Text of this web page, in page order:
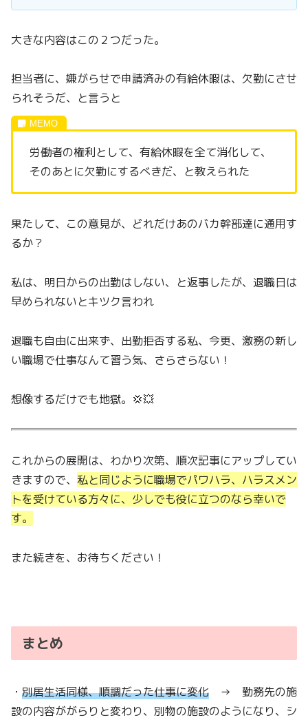
大きな内容はこの２つだった。
担当者に、嫌がらせで申請済みの有給休暇は、欠勤にさせ
られそうだ、と言うと
労働者の権利として、有給休暇を全て消化して、
そのあとに欠勤にするべきだ、と教えられた
果たして、この意見が、どれだけあのバカ幹部達に通用す
るか？
私は、明日からの出勤はしない、と返事したが、退職日は
早められないとキツク言われ
退職も自由に出来ず、出勤拒否する私、今更、激務の新し
い職場で仕事なんて習う気、さらさらない！
想像するだけでも地獄。💢💥
これからの展開は、わかり次第、順次記事にアップしてい
きますので、 私と同じように職場でパワハラ、ハラスメン
トを受けている方々に、少しでも役に立つのなら幸いで
す。
また続きを、お待ちください！
まとめ
・ 別居生活同様、順調だった仕事に変化 → 勤務先の施
設の内容ががらりと変わり、別物の施設のようになり、シ